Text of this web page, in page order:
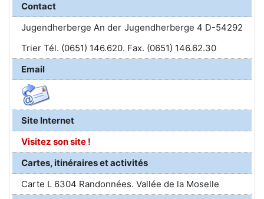
Contact
Jugendherberge An der Jugendherberge 4 D-54292
Trier Tél. (0651) 146.620. Fax. (0651) 146.62.30
Email
Site Internet
Visitez son site !
Cartes, itinéraires et activités
Carte L 6304 Randonnées. Vallée de la Moselle